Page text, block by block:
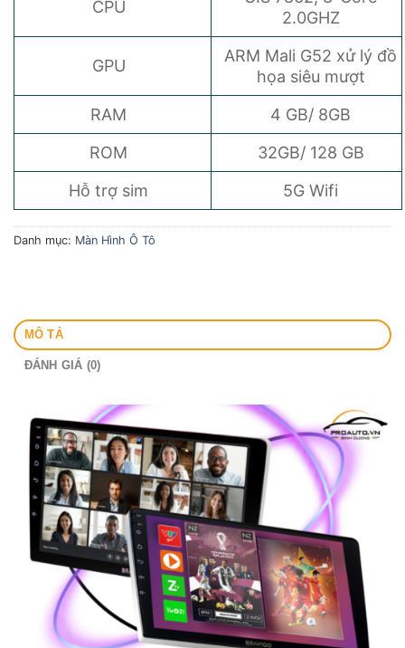
CPU
2.0GHZ
GPU
ARM Mali G52 xử lý đồ
họa siêu mượt
RAM
4 GB/ 8GB
ROM
32GB/ 128 GB
Hỗ trợ sim
5G Wifi
Danh mục: Màn Hình Ô Tô
MÔ TẢ
ĐÁNH GIÁ (0)